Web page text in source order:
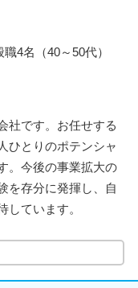
4名（40～50代）
社です。お任せする
ひとりのポテンシャ
。今後の事業拡大の
を存分に発揮し、自
しています。